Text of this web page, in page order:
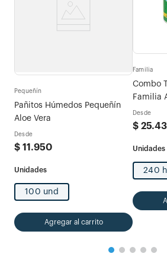
Pequeñín
Pañitos Húmedos Pequeñín
Aloe Vera
Desde
$ 11 .950
100 und
Agregar al carrito
Familia
Combo
Familia
x 120
Desde
$ 25.
240